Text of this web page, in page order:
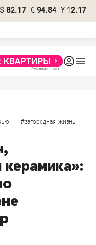
$ 82.17 € 94.84 ¥ 12.17
#загородная_жизнь